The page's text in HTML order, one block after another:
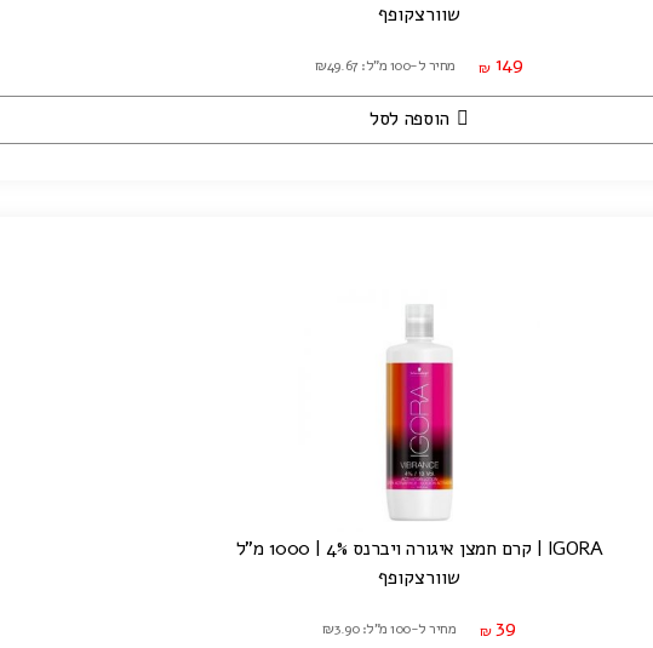
שוורצקופף
₪ 149 מחיר ל-100 מ"ל: ₪49.67
הוספה לסל
IGORA | קרם חמצן איגורה ויברנס 4% | 1000 מ"ל
שוורצקופף
₪ 39 מחיר ל-100 מ"ל: ₪3.90